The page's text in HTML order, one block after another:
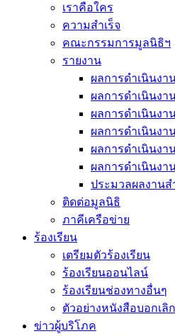
เราคือใคร
ความสำเร็จ
คณะกรรมการมูลนิธิฯ
รายงาน
ผลการดำเนินงา
ผลการดำเนินงา
ผลการดำเนินงา
ผลการดำเนินงา
ผลการดำเนินงา
ผลการดำเนินงา
ประมวลผลงานส
ติดต่อมูลนิธิ
ภาคีเครือข่าย
ร้องเรียน
เตรียมตัวร้องเรียน
ร้องเรียนออนไลน์
ร้องเรียนช่องทางอื่นๆ
ตัวอย่างหนังสือบอกเ
ข่าวผู้บริโภค